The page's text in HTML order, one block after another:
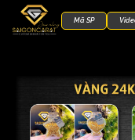
Mã SP